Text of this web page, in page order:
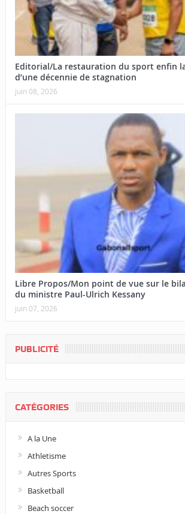
Editorial/La restauration du sport enfin
d’une décennie de stagnation
juin 08, 2026
Libre Propos/Mon point de vue sur le
du ministre Paul-Ulrich Kessany
juin 07, 2026
PUBLICITÉ
CATÉGORIES
A la Une
Athletisme
Autres Sports
Basketball
Beach soccer